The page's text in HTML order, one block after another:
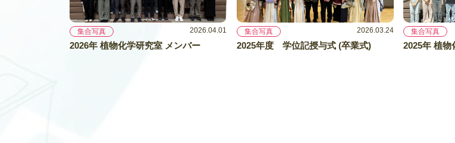
集合写真 2026.04.01
2026年 植物化学研究室 メンバー
集合写真 2026.03.24
2025年度 学位記授与式 (卒業式)
集合写真
2025年 植物